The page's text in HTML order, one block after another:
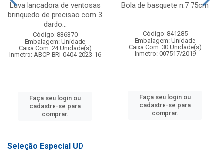
Luva lancadora de ventosas
brinquedo de precisao com 3
dardo...
Código: 836370
Embalagem: Unidade
Caixa Com: 24 Unidade(s)
Inmetro: ABCP-BRI-0404-2023-16
Faça seu login ou
cadastre-se para
comprar.
Bola de basquete n.7 75cm
Código: 841285
Embalagem: Unidade
Caixa Com: 30 Unidade(s)
Inmetro: 007517/2019
Faça seu login ou
cadastre-se para
comprar.
Seleção Especial UD